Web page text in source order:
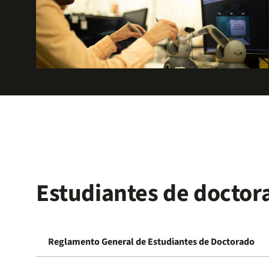
Estudiantes de
Reglamento General de Estudiantes de Doctorado